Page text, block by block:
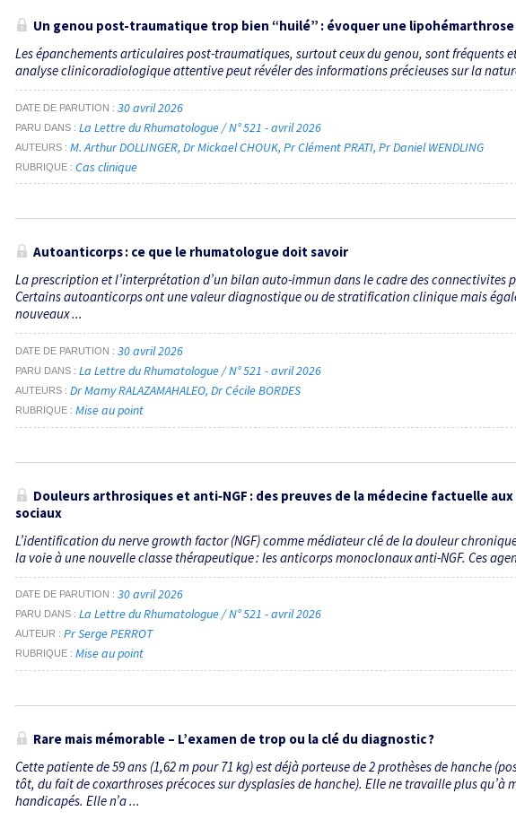
Un genou post-traumatique trop bien “huilé” : évoquer une lipohémarthrose
Les épanchements articulaires post-traumatiques, surtout ceux du genou, sont fréquents
analyse clinicoradiologique attentive peut révéler des informations précieuses sur la
DATE DE PARUTION 30 avril 2026
PARU DANS La Lettre du Rhumatologue / N° 521 - avril 2026
AUTEURS M. Arthur DOLLINGER Dr Mickael CHOUK Pr Clément PRATI Pr Daniel WENDLING
RUBRIQUE Cas clinique
Autoanticorps : ce que le rhumatologue doit savoir
La prescription et l’interprétation d’un bilan auto-immun dans le cadre des connectivites
Certains autoanticorps ont une valeur diagnostique ou de stratification clinique mais
nouveaux ...
DATE DE PARUTION 30 avril 2026
PARU DANS La Lettre du Rhumatologue / N° 521 - avril 2026
AUTEURS Dr Mamy RALAZAMAHALEO Dr Cécile BORDES
RUBRIQUE Mise au point
Douleurs arthrosiques et anti‑NGF : des preuves de la médecine factuelle
sociaux
L’identification du nerve growth factor (NGF) comme médiateur clé de la douleur
la voie à une nouvelle classe thérapeutique : les anticorps monoclonaux anti-NGF. Ces
DATE DE PARUTION 30 avril 2026
PARU DANS La Lettre du Rhumatologue / N° 521 - avril 2026
AUTEUR Pr Serge PERROT
RUBRIQUE Mise au point
Rare mais mémorable – L’examen de trop ou la clé du dia­gnostic ?
Cette patiente de 59 ans (1,62 m pour 71 kg) est déjà porteuse de 2 prothèses de hanche
tôt, du fait de coxarthroses précoces sur dysplasies de hanche). Elle ne travaille plus qu’à
handicapés. Elle n’a ...